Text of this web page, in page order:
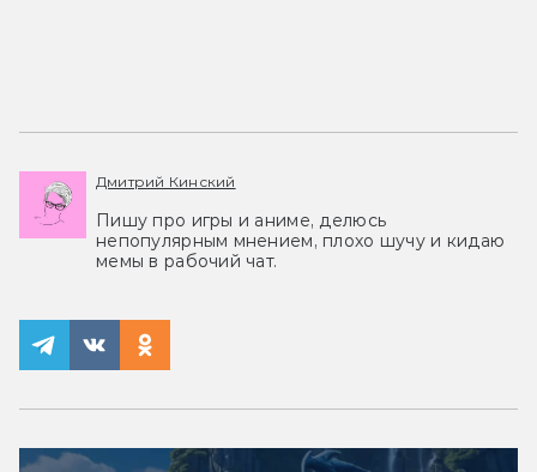
Дмитрий Кинский
Пишу про игры и аниме, делюсь
непопулярным мнением, плохо шучу и кидаю
мемы в рабочий чат.